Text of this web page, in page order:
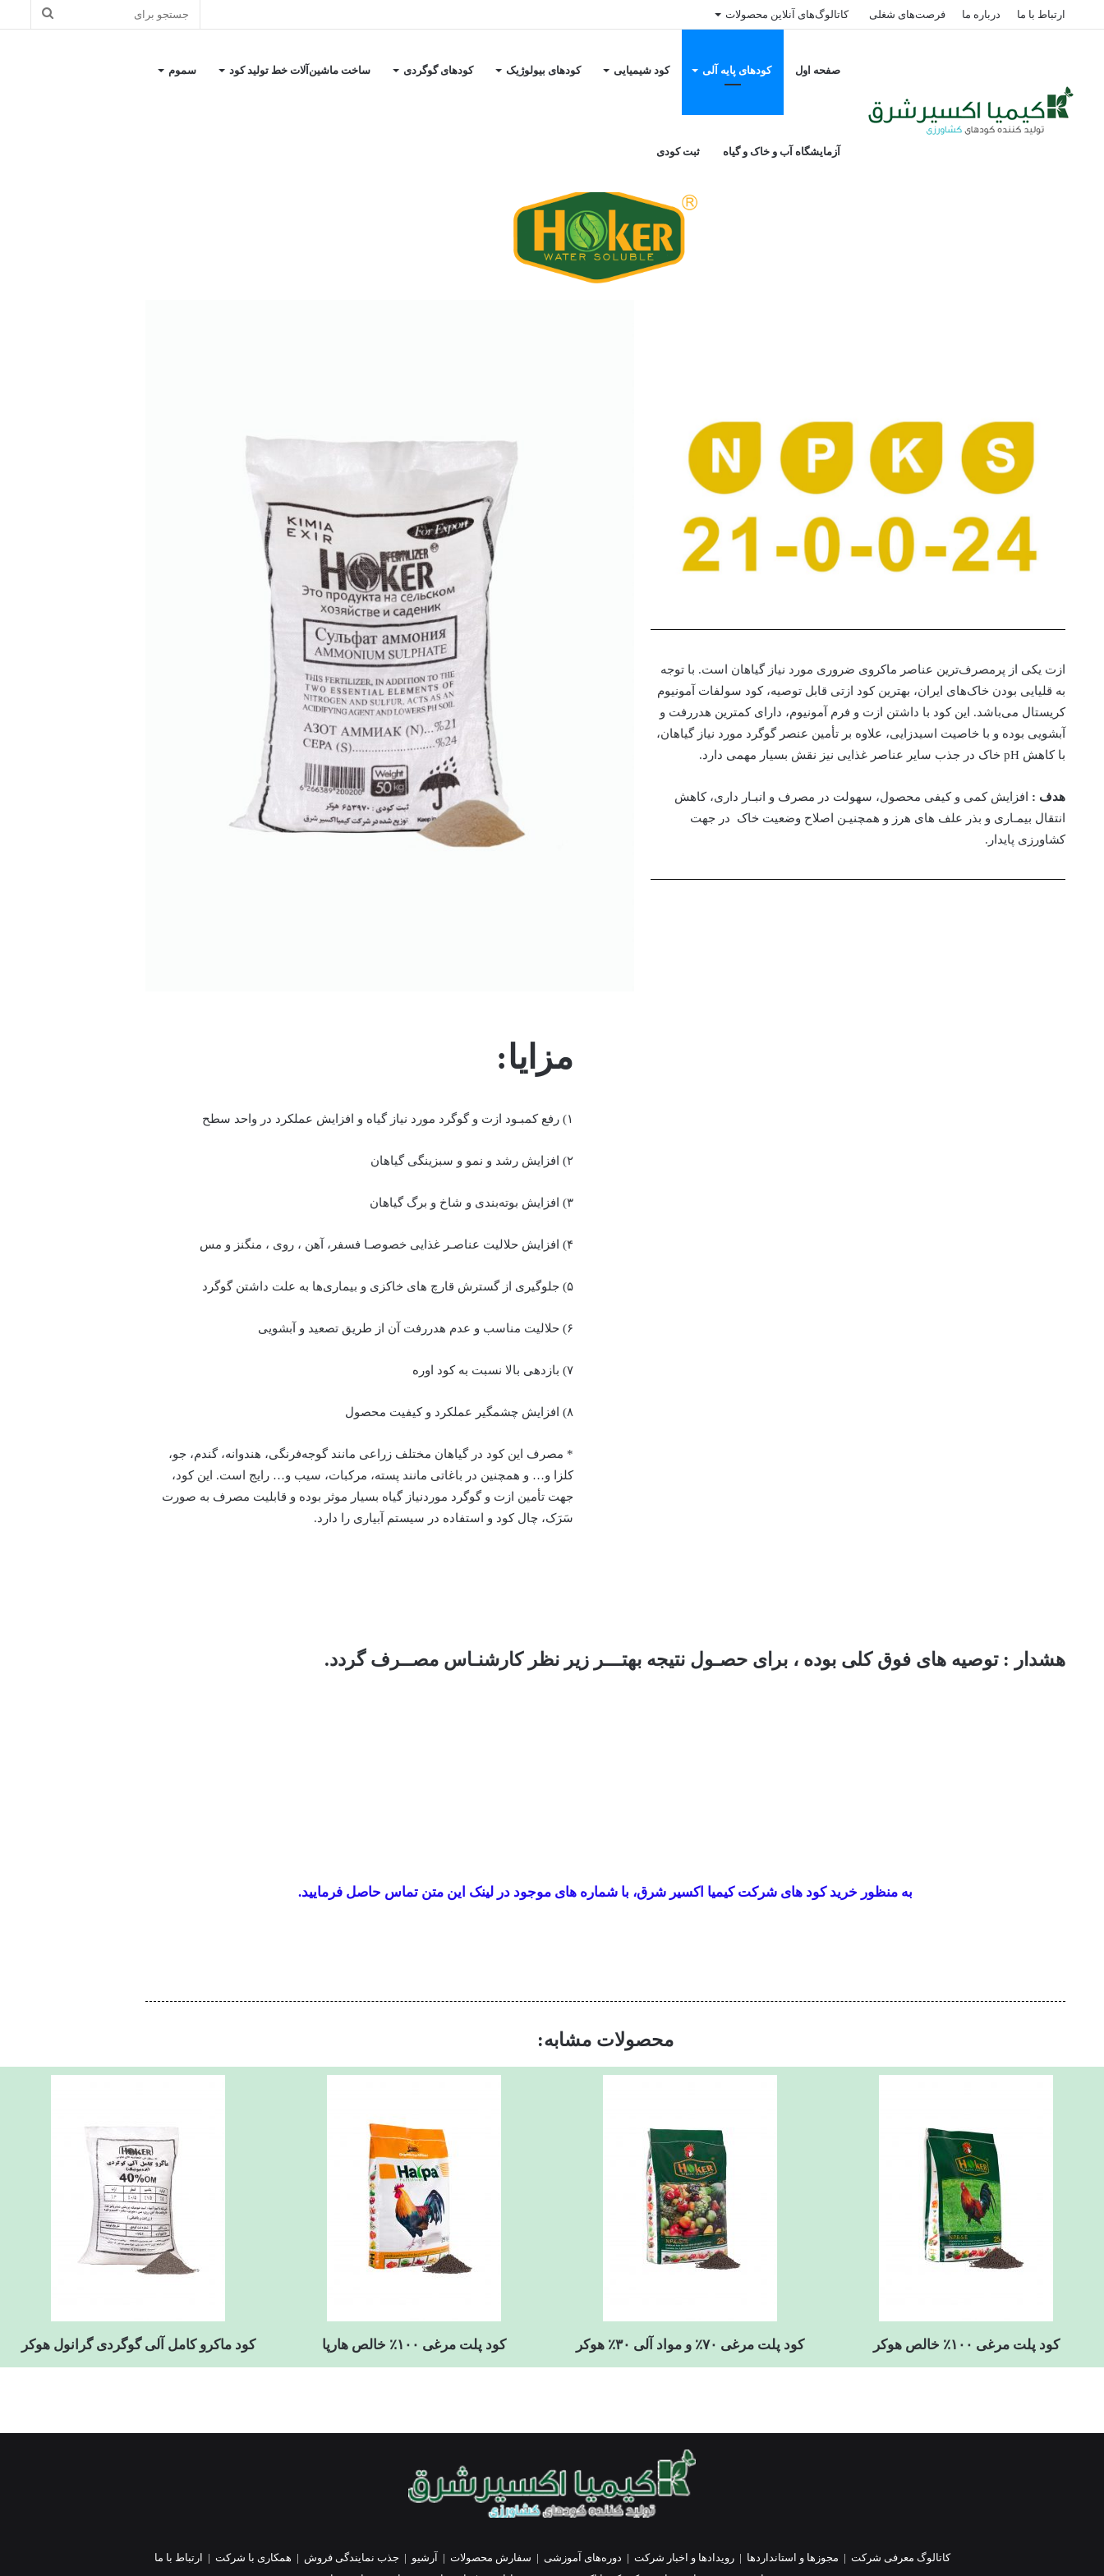
ارتباط با ما درباره ما فرصت‌های شغلی کاتالوگ‌های آنلاین محصولات
صفحه اول کودهای پایه آلی کود شیمیایی کودهای بیولوژیک کودهای گوگردی ساخت ماشین‌آلات خط تولید کود سموم
آزمایشگاه آب و خاک و گیاه ثبت کودی
کود سولفات آمونیوم کریستال کرمی رنگ هوکر، شرکت کیمیا اکسیر شرق
ازت یکی از پرمصرف‌ترین عناصر ماکروی ضروری مورد نیاز گیاهان است. با توجه
به قلیایی بودن خاک‌های ایران، بهترین کود ازتی قابل توصیه، کود سولفات آمونیوم
کریستال می‌باشد. این کود با داشتن ازت و فرم آمونیوم، دارای کمترین هدررفت و
آبشویی بوده و با خاصیت اسیدزایی، علاوه بر تأمین عنصر گوگرد مورد نیاز گیاهان،
با کاهش pH خاک در جذب سایر عناصر غذایی نیز نقش بسیار مهمی دارد.
هدف : افزایش کمی و کیفی محصول، سهولت در مصرف و انبـار داری، کاهش
انتقال بیمـاری و بذر علف های هرز و همچنیـن اصلاح وضعیت خاک در جهت
کشاورزی پایدار.
مزایا:
۱) رفع کمبـود ازت و گوگرد مورد نیاز گیاه و افزایش عملکرد در واحد سطح
۲) افزایش رشد و نمو و سبزینگی گیاهان
۳) افزایش بوته‌بندی و شاخ و برگ گیاهان
۴) افزایش حلالیت عناصـر غذایی خصوصـا فسفر، آهن ، روی ، منگنز و مس
۵) جلوگیری از گسترش قارچ های خاکزی و بیماری‌ها به علت داشتن گوگرد
۶) حلالیت مناسب و عدم هدررفت آن از طریق تصعید و آبشویی
۷) بازدهی بالا نسبت به کود اوره
۸) افزایش چشمگیر عملکرد و کیفیت محصول
* مصرف این کود در گیاهان مختلف زراعی مانند گوجه‌فرنگی، هندوانه، گندم، جو،
کلزا و… و همچنین در باغاتی مانند پسته، مرکبات، سیب و… رایج است. این کود،
جهت تأمین ازت و گوگرد موردنیاز گیاه بسیار موثر بوده و قابلیت مصرف به صورت
سَرَک، چال کود و استفاده در سیستم آبیاری را دارد.
هشدار : توصیه های فوق کلی بوده ، برای حصـول نتیجه بهتـــر زیر نظر کارشنـاس مصــرف گردد.
به منظور خرید کود های شرکت کیمیا اکسیر شرق، با شماره های موجود در لینک این متن تماس حاصل فرمایید.
محصولات مشابه:
کود پلت مرغی ۱۰۰٪ خالص هوکر کود پلت مرغی ۷۰٪ و مواد آلی ۳۰٪ هوکر کود پلت مرغی ۱۰۰٪ خالص هارپا کود ماکرو کامل آلی گوگردی گرانول هوکر
کاتالوگ معرفی شرکت | مجوزها و استانداردها |رویدادها و اخبار شرکت | دوره‌های آموزشی | سفارش محصولات | آرشیو | جذب نمایندگی فروش | همکاری با شرکت | ارتباط با ما